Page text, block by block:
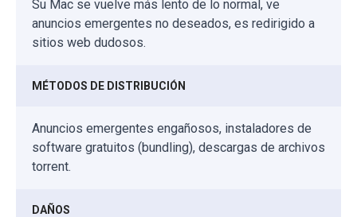
Su Mac se vuelve más lento de lo normal, ve
anuncios emergentes no deseados, es redirigido a
sitios web dudosos.
MÉTODOS DE DISTRIBUCIÓN
Anuncios emergentes engañosos, instaladores de
software gratuitos (bundling), descargas de archivos
torrent.
DAÑOS